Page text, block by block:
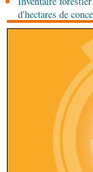
05-08-
Art-
d'hectares de